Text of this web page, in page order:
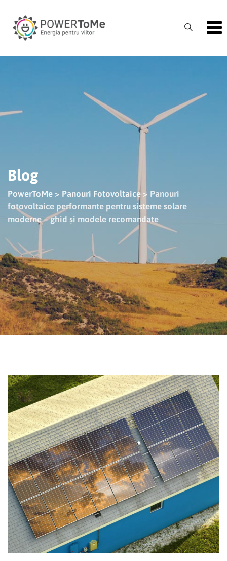
content
Blog
PowerToMe > Panouri Fotovoltaice > Panouri
fotovoltaice performante pentru sisteme solare
moderne – ghid și modele recomandate